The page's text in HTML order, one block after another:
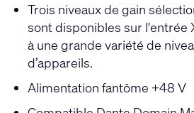
Trois niveaux de gain
sont disponibles sur l'entrée
à une grande variété de
d’appareils.
Alimentation fantôme +48 V